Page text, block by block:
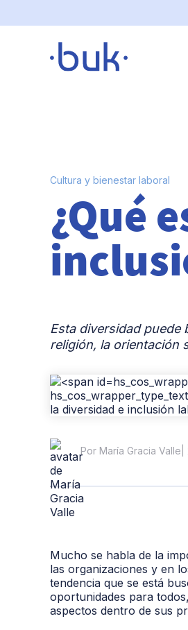
Cultura y bienestar laboral
¿Qué
Esta diversidad puede
religión, la orientación
Por María Gracia Valle
Mucho se habla de la
las organizaciones y en
tendencia que se está
oportunidades para
aspectos dentro de sus